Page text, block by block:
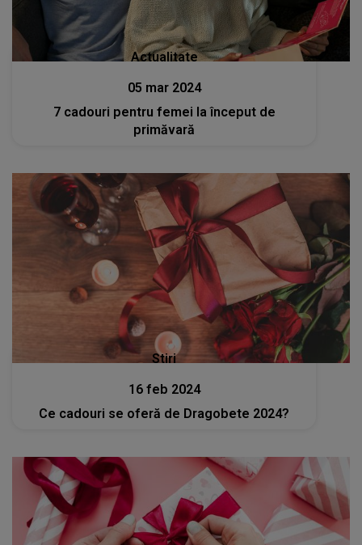
Actualitate
05 mar 2024
7 cadouri pentru femei la început de
primăvară
Stiri
16 feb 2024
Ce cadouri se oferă de Dragobete 2024?